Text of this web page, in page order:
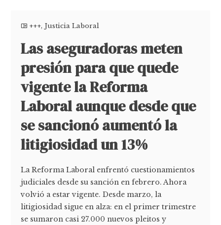
+++, Justicia Laboral
Las aseguradoras meten
presión para que quede
vigente la Reforma
Laboral aunque desde que
se sancionó aumentó la
litigiosidad un 13%
La Reforma Laboral enfrentó cuestionamientos
judiciales desde su sanción en febrero. Ahora
volvió a estar vigente. Desde marzo, la
litigiosidad sigue en alza: en el primer trimestre
se sumaron casi 27.000 nuevos pleitos y